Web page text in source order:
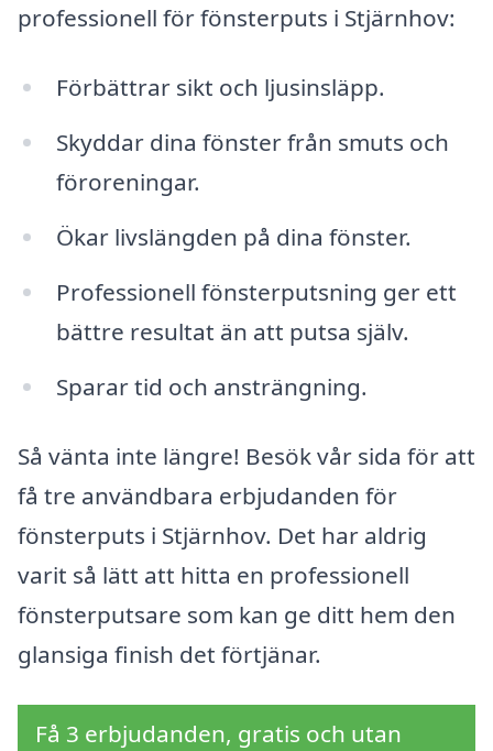
professionell för fönsterputs i Stjärnhov:
Förbättrar sikt och ljusinsläpp.
Skyddar dina fönster från smuts och
föroreningar.
Ökar livslängden på dina fönster.
Professionell fönsterputsning ger ett
bättre resultat än att putsa själv.
Sparar tid och ansträngning.
Så vänta inte längre! Besök vår sida för att
få tre användbara erbjudanden för
fönsterputs i Stjärnhov. Det har aldrig
varit så lätt att hitta en professionell
fönsterputsare som kan ge ditt hem den
glansiga finish det förtjänar.
Få 3 erbjudanden, gratis och utan